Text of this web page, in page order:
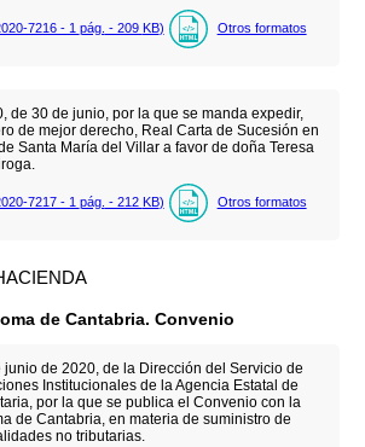
7216 - 1 pág. - 209 KB) Otros formatos
de 30 de junio, por la que se manda expedir,
de mejor derecho, Real Carta de Sucesión en
Santa María del Villar a favor de doña Teresa
7217 - 1 pág. - 212 KB) Otros formatos
de Cantabria. Convenio
junio de 2020, de la Dirección del Servicio de
Institucionales de la Agencia Estatal de
por la que se publica el Convenio con la
de Cantabria, en materia de suministro de
no tributarias.